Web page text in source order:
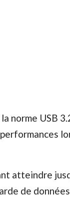
norme USB
atteindre
de